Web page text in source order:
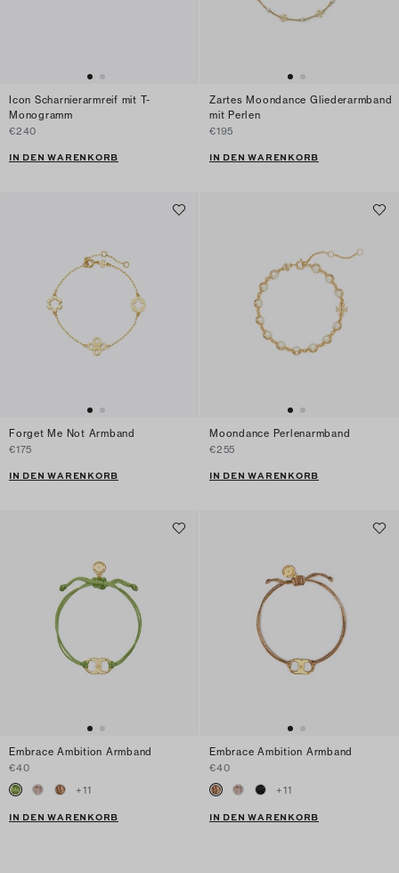
Icon Scharnierarmreif mit T-
Monogramm
€240
IN DEN WARENKORB
Zartes Moondance Gliederarmband
mit Perlen
€195
IN DEN WARENKORB
Forget Me Not Armband
€175
IN DEN WARENKORB
Moondance Perlenarmband
€255
IN DEN WARENKORB
Embrace Ambition Armband
€40
+11
IN DEN WARENKORB
Embrace Ambition Armband
€40
+11
IN DEN WARENKORB